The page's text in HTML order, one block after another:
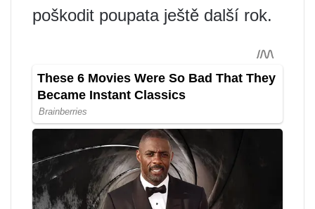
poškodit poupata ještě další rok.